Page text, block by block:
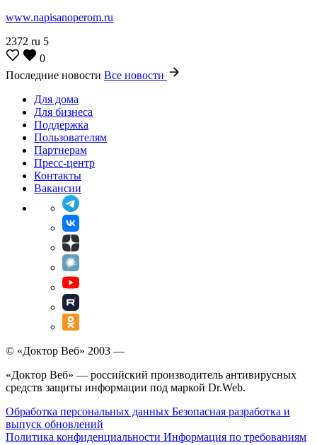
www.napisanoperom.ru
2372 ru 5
0
Последние новости Все новости
Для дома
Для бизнеса
Поддержка
Пользователям
Партнерам
Пресс-центр
Контакты
Вакансии
© «Доктор Веб» 2003 —
«Доктор Веб» — российский производитель антивирусных
средств защиты информации под маркой Dr.Web.
Обработка персональных данных Безопасная разработка и
выпуск обновлений
Политика конфиденциальности Информация по требованиям